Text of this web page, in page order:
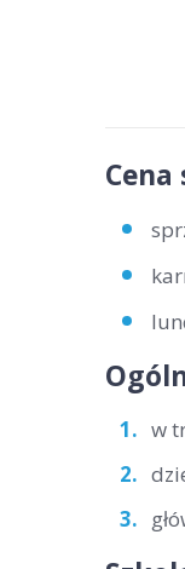
w